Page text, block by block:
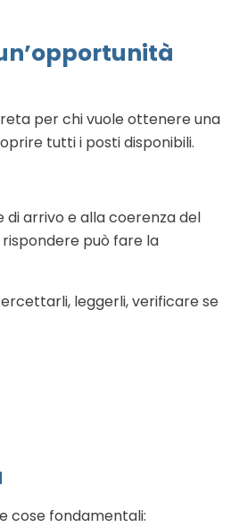
per chi vuole ottenere una
tutti i posti disponibili.
di arrivo e alla coerenza del
può fare la
leggerli, verificare se
cose fondamentali: